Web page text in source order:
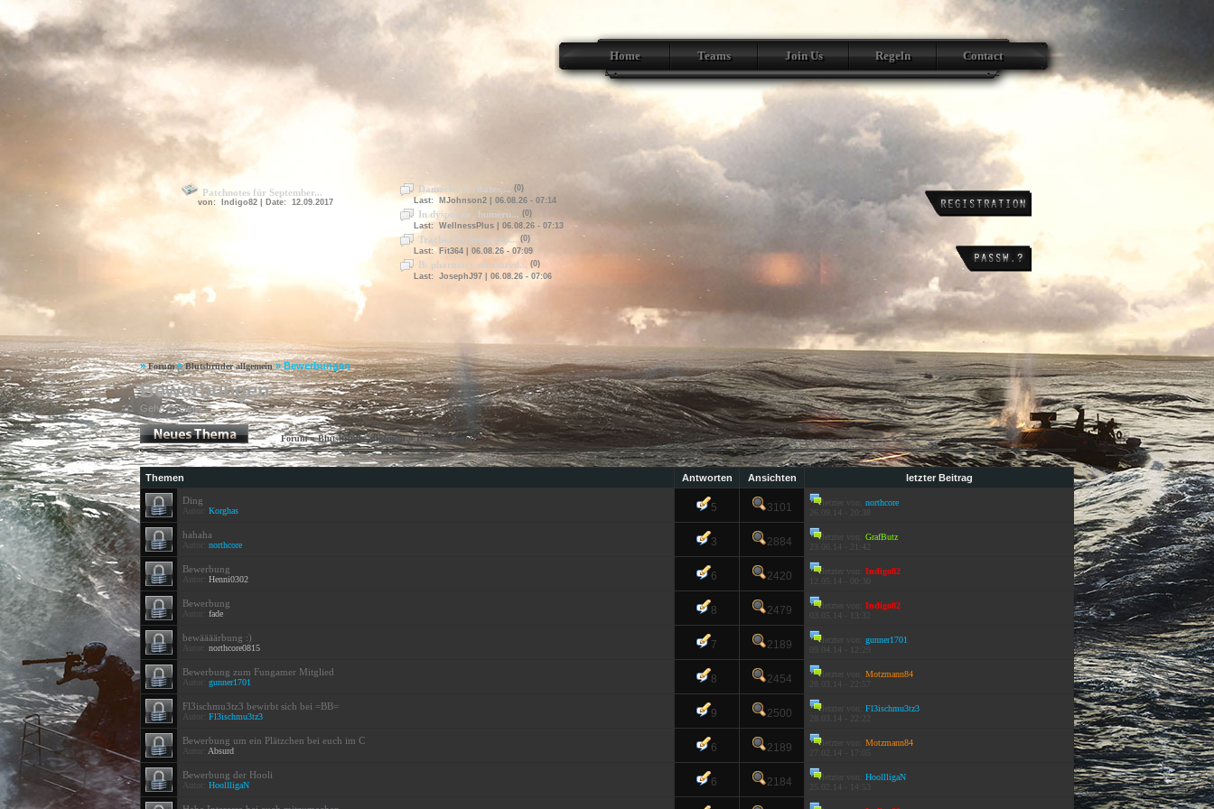
Home Teams Join Us Regeln Contact
Patchnotes für September...
von: Indigo82 | Date: 12.09.2017
Damocles' irritates,... (0)
Last: MJohnson2 | 06.08.26 - 07:14
In dyspnoeic, humeru... (0)
Last: WellnessPlus | 06.08.26 - 07:13
Tracheal primips exp... (0)
Last: Fit364 | 06.08.26 - 07:09
B: pharmacy measured... (0)
Last: JosephJ97 | 06.08.26 - 07:06
»Forum»Blutsbrüder allgemein»Bewerbungen
Bewerbungen
Gehe zu Seite:
Forum»Blutsbrüder allgemein»Bewerbungen
Themen Antworten Ansichten letzter Beitrag
Ding
Autor: Korghas 5 3101 letzter von: northcore
26.09.14 - 20:38
hahaha
Autor: northcore 3 2884 letzter von: GrafButz
23.06.14 - 21:42
Bewerbung
Autor: Henni0302 6 2420 letzter von: Indigo82
12.05.14 - 00:30
Bewerbung
Autor: fade 8 2479 letzter von: Indigo82
03.05.14 - 13:32
bewäääärbung :)
Autor: northcore0815 7 2189 letzter von: gunner1701
09.04.14 - 12:29
Bewerbung zum Fungamer Mitglied
Autor: gunner1701 8 2454 letzter von: Motzmann84
28.03.14 - 22:57
Fl3ischmu3tz3 bewirbt sich bei =BB=
Autor: Fl3ischmu3tz3 9 2500 letzter von: Fl3ischmu3tz3
28.03.14 - 22:22
Bewerbung um ein Plätzchen bei euch im C
Autor: Absurd 6 2189 letzter von: Motzmann84
27.02.14 - 17:05
Bewerbung der Hooli
Autor: HoollligaN 6 2184 letzter von: HoollligaN
25.02.14 - 14:53